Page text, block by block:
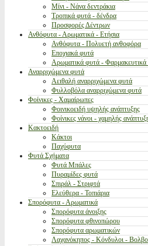
Μίνι - Νάνα δεντράκια
Τροπικά φυτά - δένδρα
Προσφορές Δέντρων
Ανθόφυτα - Αρωματικά - Ετήσια
Ανθόφυτα - Πολυετή ανθοφόρα
Εποχιακά φυτά
Αρωματικά φυτά -
Αναρριχώμενα φυτά
Αειθαλή αναρριχώμενα φυτά
Φυλλοβόλα αναρριχώμενα φυτά
Φοίνικες - Χαμαίρωπες
Φοινικοειδή υψηλής ανάπτυξης
Φοίνικες νάνοι - χαμηλής
Κακτοειδή
Κάκτοι
Παχύφυτα
Φυτά Σχήματα
Φυτά Μπάλες
Πυραμίδες φυτά
Σπιράλ - Στριφτά
Ελεύθερα - Τοπιάρια
Σπορόφυτα - Αρωματικά
Σπορόφυτα άνοιξης
Σπορόφυτα φθινοπώρου
Σπορόφυτα αρωματικών
Λαχανόκηπος - Κόνδυλοι -